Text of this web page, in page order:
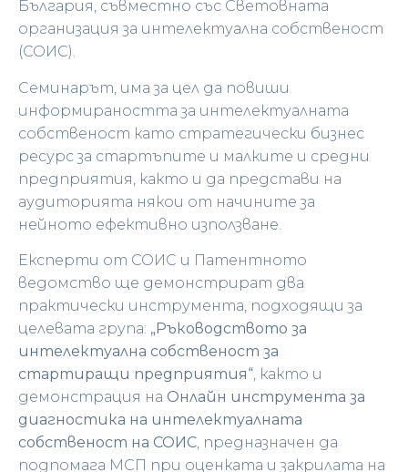
България, съвместно със Световната
организация за интелектуална собственост
(СОИС).
Семинарът, има за цел да повиши
информираността за интелектуалната
собственост като стратегически бизнес
ресурс за стартъпите и малките и средни
предприятия, както и да представи на
аудиторията някои от начините за
нейното ефективно използване.
Експерти от СОИС и Патентното
ведомство ще демонстрират два
практически инструмента, подходящи за
целевата група: „Ръководството за
интелектуална собственост за
стартиращи предприятия“, както и
демонстрация на Онлайн инструмента за
диагностика на интелектуалната
собственост на СОИС, предназначен да
подпомага МСП при оценката и закрилата на